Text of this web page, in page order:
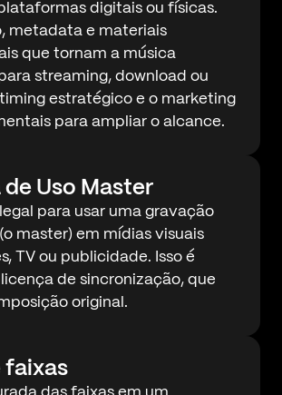
digitais ou físicas.
metadata e materiais
que tornam a música
streaming, download ou
estratégico e o marketing
para ampliar o alcance.
de Uso Master
para usar uma gravação
master) em mídias visuais
TV ou publicidade. Isso é
de sincronização, que
original.
faixas